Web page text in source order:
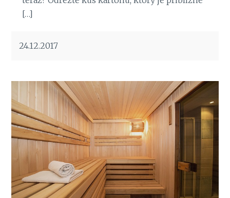
[…]
24.12.2017